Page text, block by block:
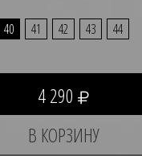
40 41 42 43 44
4 290